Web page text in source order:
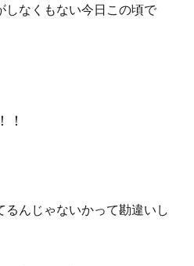
しなくもない今日この頃で
！
んじゃないかって勘違いし